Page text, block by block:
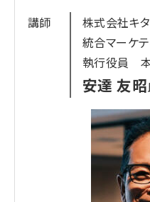
講師
株式会社キ
統合マーケ
執行役員
安達 友昭